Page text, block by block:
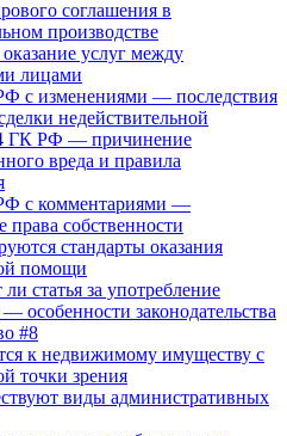
соглашения в
производстве
услуг между
лицами
с изменениями — последствия
недействительной
ГК РФ — причинение
вреда и правила
с комментариями —
права собственности
стандарты оказания
помощи
статья за употребление
особенности законодательства
#8
к недвижимому имуществу с
точки зрения
виды административных